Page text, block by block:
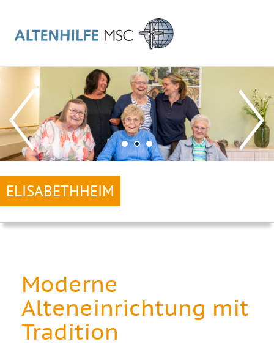
MAIN
NAVIGATION
ELISABETHHEIM
Moderne
Alteneinrichtung mit
Tradition